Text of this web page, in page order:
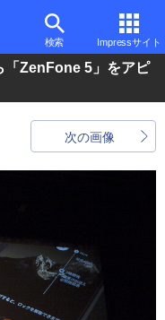
検索 Impressサイト
「ZenFone 5」をアピ
次の画像